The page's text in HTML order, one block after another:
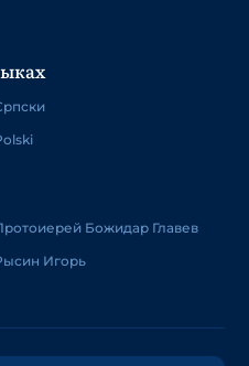
Божидар Главев
Игорь